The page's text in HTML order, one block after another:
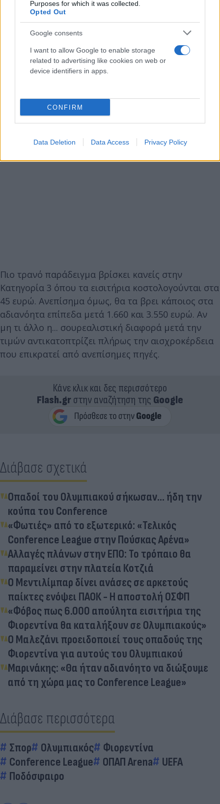
Purposes for which it was collected.
Opted Out
Google consents
I want to allow Google to enable storage
related to advertising like cookies on web or
device identifiers in apps.
CONFIRM
Data Deletion Data Access Privacy Policy
Για παράδειγμα, στην Κατηγορία 2, βρίσκει κανείς
εισιτήριο μέχρι 85 ευρώ από τις πηγές της
και τα 1.500 ευρώ!
Πιο τρανό παράδειγμα βρίσκει κανείς στην
Κατηγορία 3 όπου τα εισιτήρια κοστολογούνται στα
45 ευρώ. Ανεπίσημα όμως, θα τα βρει κάποιος στα
αδιανόητα επίπεδα μετά 1.660 και 3.550 ευρώ. Αν
μη τι άλλο η... σουρεαλιστική διαφορά μετά την
τιμών αντικατοπτρίζει πλήρως την αισχροκέρδεια
που επικρατεί από ανεπίσημες πηγές.
Κάνε κλικ και δες περισσότερο
Flash.grστην αναζήτηση της Google
Διάβασε σχετικά
Oπαδοί του Ολυμπιακού σήκωσαν... ήδη την
κούπα του Conference
«Φωτιές» από το εξωτερικό: «Τελικός
Conference League στην Πούσκας Αρένα»
Αλλαγές πλάνων στην ΕΠΟ: Το τρόπαιο θα
παραμείνει στην πλατεία Κοτζιά
Ο Μεντιλίμπαρ δίνει ανάσες σε αρκετούς
παίκτες ενόψει ΠΑΟΚ - Η αποστολή ΟΣΦΠ
«Φόβος πως 6.000 απούλητα εισιτήρια της
Φιορεντίνα θα καταλήξουν σε Ολυμπιακούς»
Ο Μαλεζάνι προειδοποιεί τους οπαδούς της
Φιορεντίνα για αυτούς του Ολυμπιακού
Μαρινάκης: «Θα ήταν αδιανόητο να διώξουμε
από τη χώρα μας το Conference League»
Διάβασε περισσότερα
Σπορ Ολυμπιακός
Φιορεντίνα
Conference League
ΟΠΑΠ Arena
UEFA
Ποδόσφαιρο